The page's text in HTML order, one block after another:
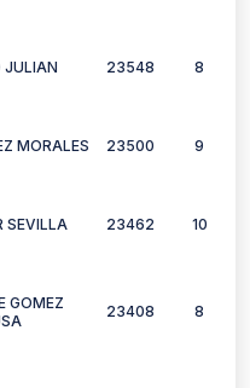
JULIAN 23548 8
MORALES 23500 9
SEVILLA 23462 10
GOMEZ
23408 8